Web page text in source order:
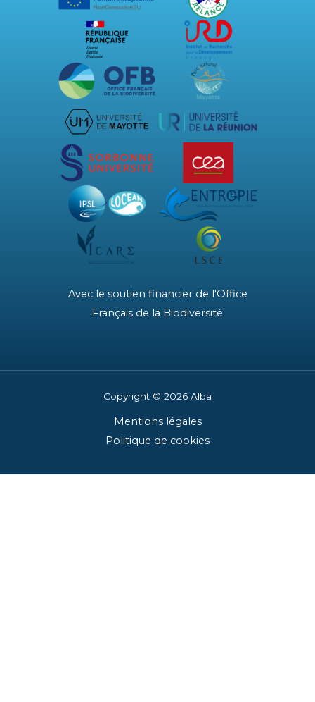
Avec le soutien financier de l'Office
Français de la Biodiversité
Copyright © 2026 Alba
Mentions légales
Politique de cookies